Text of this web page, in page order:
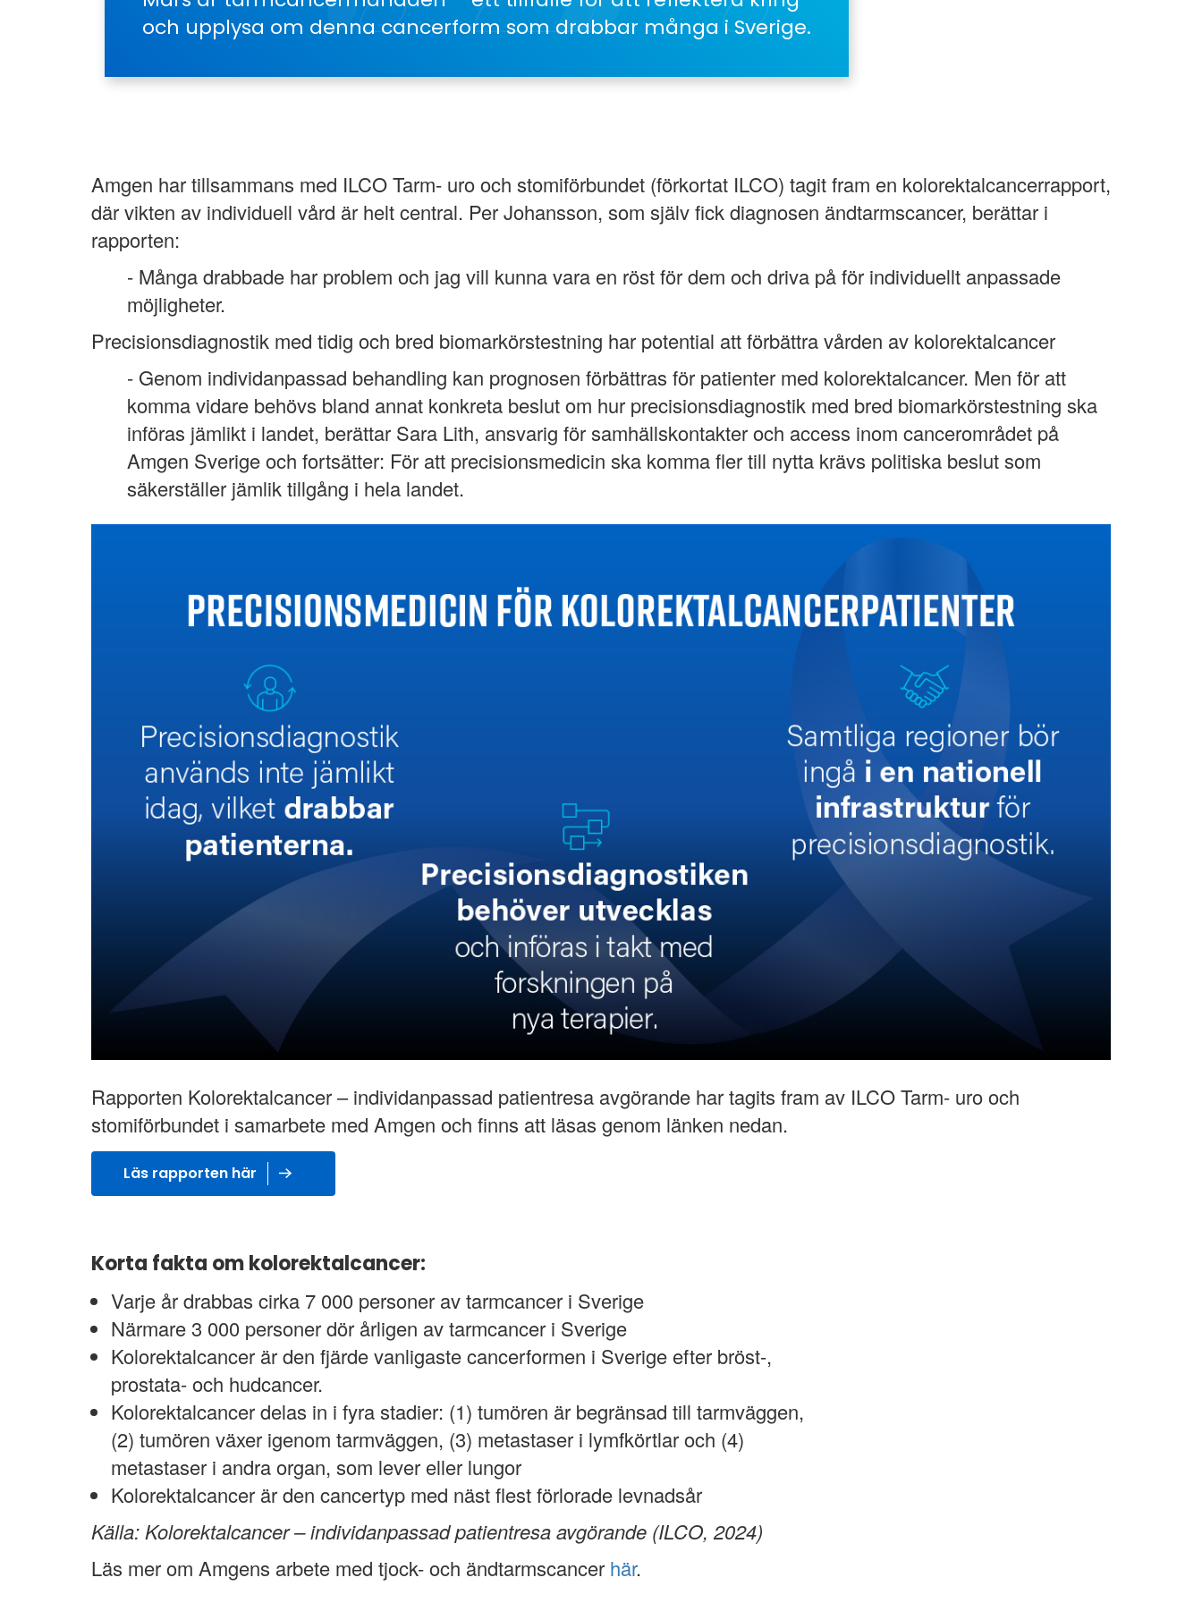
och upplysa om denna cancerform som drabbar många i Sverige.
Amgen har tillsammans med ILCO Tarm- uro och stomiförbundet (förkortat ILCO) tagit fram en kolorektalcancerrapport,
där vikten av individuell vård är helt central. Per Johansson, som själv fick diagnosen ändtarmscancer, berättar i
rapporten:
- Många drabbade har problem och jag vill kunna vara en röst för dem och driva på för individuellt anpassade
möjligheter.
Precisionsdiagnostik med tidig och bred biomarkörstestning har potential att förbättra vården av kolorektalcancer
- Genom individanpassad behandling kan prognosen förbättras för patienter med kolorektalcancer. Men för att
komma vidare behövs bland annat konkreta beslut om hur precisionsdiagnostik med bred biomarkörstestning ska
införas jämlikt i landet, berättar Sara Lith, ansvarig för samhällskontakter och access inom cancerområdet på
Amgen Sverige och fortsätter: För att precisionsmedicin ska komma fler till nytta krävs politiska beslut som
säkerställer jämlik tillgång i hela landet.
Rapporten Kolorektalcancer – individanpassad patientresa avgörande har tagits fram av ILCO Tarm- uro och
stomiförbundet i samarbete med Amgen och finns att läsas genom länken nedan.
Läs rapporten här
Korta fakta om kolorektalcancer:
Varje år drabbas cirka 7 000 personer av tarmcancer i Sverige
Närmare 3 000 personer dör årligen av tarmcancer i Sverige
Kolorektalcancer är den fjärde vanligaste cancerformen i Sverige efter bröst-,
prostata- och hudcancer.
Kolorektalcancer delas in i fyra stadier: (1) tumören är begränsad till tarmväggen,
(2) tumören växer igenom tarmväggen, (3) metastaser i lymfkörtlar och (4)
metastaser i andra organ, som lever eller lungor
Kolorektalcancer är den cancertyp med näst flest förlorade levnadsår
Källa: Kolorektalcancer – individanpassad patientresa avgörande (ILCO, 2024)
Läs mer om Amgens arbete med tjock- och ändtarmscancer här.